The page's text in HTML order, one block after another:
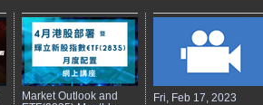
Market Outlook and
Fri, Feb 17, 2023